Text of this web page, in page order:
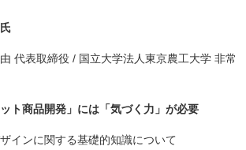
代表取締役 / 国立大学法人東京農工大学 非常
ット商品開発」には「気づく力」が必要
に関する基礎的知識について